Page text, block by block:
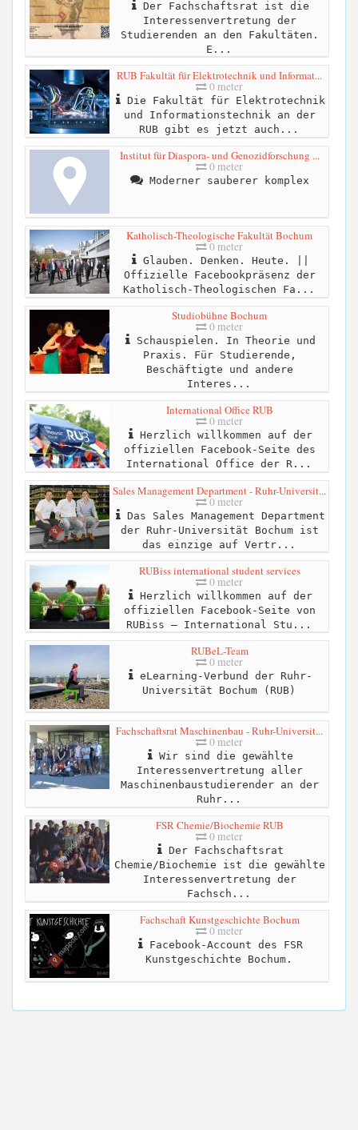
Der Fachschaftsrat ist die
Interessenvertretung der
Studierenden an den Fakultäten.
E...
RUB Fakultät für Elektrotechnik und Informat...
0 meter
Die Fakultät für Elektrotechnik
und Informationstechnik an der
RUB gibt es jetzt auch...
Institut für Diaspora- und Genozidforschung ...
0 meter
Moderner sauberer komplex
Katholisch-Theologische Fakultät Bochum
0 meter
Glauben. Denken. Heute. ||
Offizielle Facebookpräsenz der
Katholisch-Theologischen Fa...
Studiobühne Bochum
0 meter
Schauspielen. In Theorie und
Praxis. Für Studierende,
Beschäftigte und andere
Interes...
International Office RUB
0 meter
Herzlich willkommen auf der
offiziellen Facebook-Seite des
International Office der R...
Sales Management Department - Ruhr-Universit...
0 meter
Das Sales Management Department
der Ruhr-Universität Bochum ist
das einzige auf Vertr...
RUBiss international student services
0 meter
Herzlich willkommen auf der
offiziellen Facebook-Seite von
RUBiss – International Stu...
RUBeL-Team
0 meter
eLearning-Verbund der Ruhr-
Universität Bochum (RUB)
Fachschaftsrat Maschinenbau - Ruhr-Universit...
0 meter
Wir sind die gewählte
Interessenvertretung aller
Maschinenbaustudierender an der
Ruhr...
FSR Chemie/Biochemie RUB
0 meter
Der Fachschaftsrat
Chemie/Biochemie ist die gewählte
Interessenvertretung der
Fachsch...
Fachschaft Kunstgeschichte Bochum
0 meter
Facebook-Account des FSR
Kunstgeschichte Bochum.